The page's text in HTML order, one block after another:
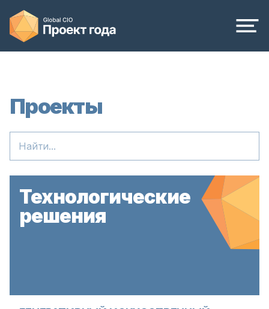
Проекты
Технологические
решения